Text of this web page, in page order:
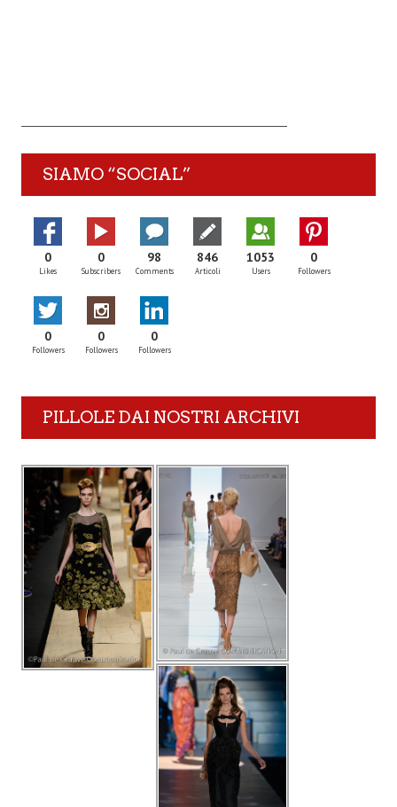
SIAMO “SOCIAL”
0
Likes
0
Subscribers
98
Comments
846
Articoli
1053
Users
0
Followers
0
Followers
0
Followers
0
Followers
PILLOLE DAI NOSTRI ARCHIVI